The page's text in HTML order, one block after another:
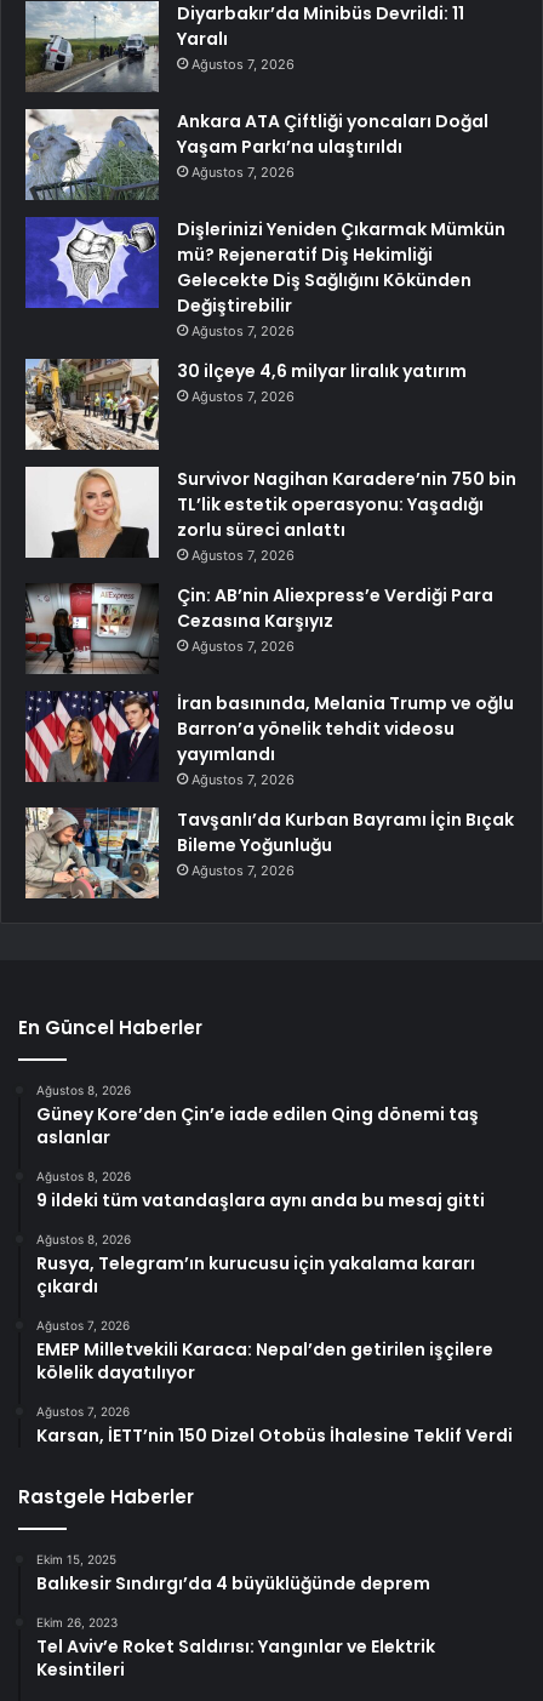
Diyarbakır’da Minibüs Devrildi: 11
Yaralı
Ağustos 7, 2026
Ankara ATA Çiftliği yoncaları Doğal
Yaşam Parkı’na ulaştırıldı
Ağustos 7, 2026
Dişlerinizi Yeniden Çıkarmak Mümkün
mü? Rejeneratif Diş Hekimliği
Gelecekte Diş Sağlığını Kökünden
Değiştirebilir
Ağustos 7, 2026
30 ilçeye 4,6 milyar liralık yatırım
Ağustos 7, 2026
Survivor Nagihan Karadere’nin 750 bin
TL’lik estetik operasyonu: Yaşadığı
zorlu süreci anlattı
Ağustos 7, 2026
Çin: AB’nin Aliexpress’e Verdiği Para
Cezasına Karşıyız
Ağustos 7, 2026
İran basınında, Melania Trump ve oğlu
Barron’a yönelik tehdit videosu
yayımlandı
Ağustos 7, 2026
Tavşanlı’da Kurban Bayramı İçin Bıçak
Bileme Yoğunluğu
Ağustos 7, 2026
En Güncel Haberler
Ağustos 8, 2026
Güney Kore’den Çin’e iade edilen Qing dönemi taş
aslanlar
Ağustos 8, 2026
9 ildeki tüm vatandaşlara aynı anda bu mesaj gitti
Ağustos 8, 2026
Rusya, Telegram’ın kurucusu için yakalama kararı
çıkardı
Ağustos 7, 2026
EMEP Milletvekili Karaca: Nepal’den getirilen işçilere
kölelik dayatılıyor
Ağustos 7, 2026
Karsan, İETT’nin 150 Dizel Otobüs İhalesine Teklif Verdi
Rastgele Haberler
Ekim 15, 2025
Balıkesir Sındırgı’da 4 büyüklüğünde deprem
Ekim 26, 2023
Tel Aviv’e Roket Saldırısı: Yangınlar ve Elektrik
Kesintileri